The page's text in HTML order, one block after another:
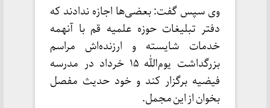
وی سپس گفت: بعضی‌ها اجازه ندادند که
دفتر تبلیغات حوزه علمیه قم با آنهمه
خدمات شایسته و ارزنده‌اش مراسم
بزرگداشت یوم‌الله ۱۵ خرداد در مدرسه
فیضیه برگزار کند و خود حدیث مفصل
بخوان از این مجمل.